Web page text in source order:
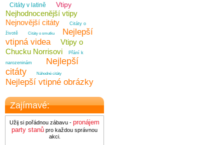
Citáty v latině Vtipy
Nejhodnocenější vtipy
Nejnovější citáty
Citáty o
životě
Citáty o smutku
Nejlepší
vtipná videa
Vtipy o
Chucku Norrisovi
Přání k
narozeninám
Nejlepší
citáty
Náhodné citáty
Nejlepší vtipné obrázky
Zajímavé:
Užij si pořádnou zábavu - pronájem
party stanů pro každou správnou
akci.